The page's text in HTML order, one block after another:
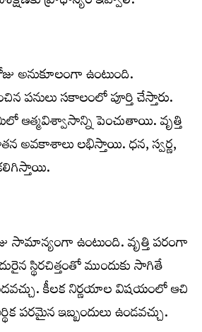
అనుకూలంగా ఉంటుంది.
పనులు సకాలంలో పూర్తి చేస్తారు.
ఆత్మవిశ్వాసాన్ని పెంచుతాయి. వృత్తి
అవకాశాలు లభిస్తాయి. ధన, స్వర్ణ,
ఉంటుంది. వృత్తి పరంగా
స్థిరచిత్తంతో ముందుకు సాగితే
కీలక నిర్ణయాల విషయంలో ఆచి
పరమైన ఇబ్బందులు ఉండవచ్చు.